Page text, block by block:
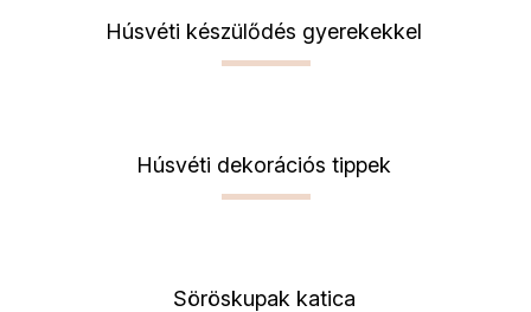
Húsvéti készülődés gyerekekkel
Húsvéti dekorációs tippek
Söröskupak katica